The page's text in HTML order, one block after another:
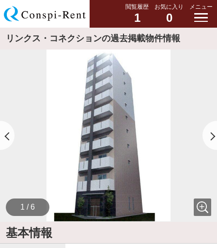
閲覧履歴
1
お気に入り
0
メニュー
リンクス・コネクションの過去掲載物件情報
1 / 6
基本情報